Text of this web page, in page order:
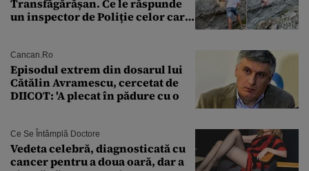
Transfăgărășan. Ce le răspunde
un inspector de Poliție celor care
Cancan.ro
Episodul extrem din dosarul lui
Cătălin Avramescu, cercetat de
DIICOT: 'A plecat în pădure cu o
Ce Se Întâmplă Doctore
Vedeta celebră, diagnosticată cu
cancer pentru a doua oară, dar a